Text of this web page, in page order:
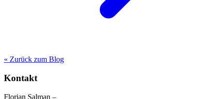
« Zurück zum Blog
Kontakt
Florian Salman –